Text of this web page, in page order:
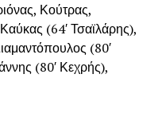
Κούτρας,
(64′ Τσαϊλάρης),
(80′
(80′ Κεχρής),